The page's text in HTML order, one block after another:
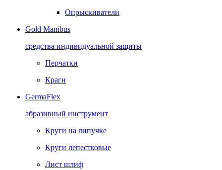
Опрыскиватели
Gold Manibus
средства индивидуальной защиты
Перчатки
Краги
GermaFlex
абразивный инструмент
Круги на липучке
Круги лепестковые
Лист шлиф